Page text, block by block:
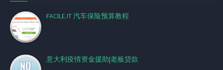
FACILE.IT 汽车保险预算教程
意大利疫情资金援助|老板贷款